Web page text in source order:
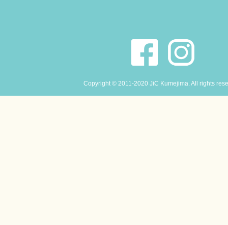
Copyright © 2011-2020 JiC Kumejima. All rights